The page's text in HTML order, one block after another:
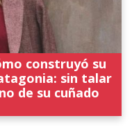
construyó su
sin talar
de su cuñado